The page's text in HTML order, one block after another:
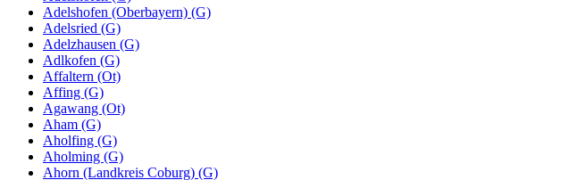
Adelshofen (Oberbayern) (G)
Adelsried (G)
Adelzhausen (G)
Adlkofen (G)
Affaltern (Ot)
Affing (G)
Agawang (Ot)
Aham (G)
Aholfing (G)
Aholming (G)
Ahorn (Landkreis Coburg) (G)